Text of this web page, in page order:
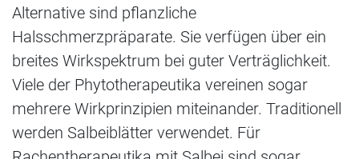
Alternative sind pflanzliche
Halsschmerzpräparate. Sie verfügen über ein
breites Wirkspektrum bei guter Verträglichkeit.
Viele der Phytotherapeutika vereinen sogar
mehrere Wirkprinzipien miteinander. Traditionell
werden Salbeiblätter verwendet. Für